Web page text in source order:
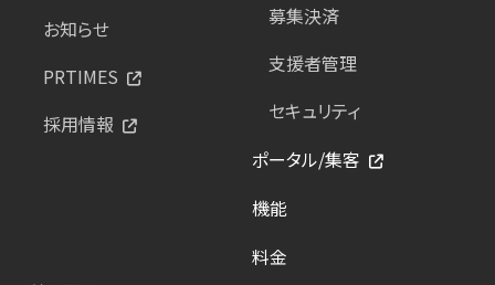
お知らせ
PRTIMES
採用情報
募集決済
支援者管理
セキュリティ
ポータル/集客
機能
料金